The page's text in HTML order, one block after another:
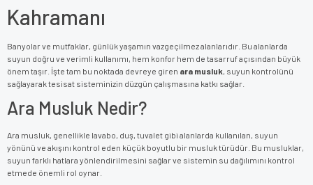
Kahramanı
Banyolar ve mutfaklar, günlük yaşamın vazgeçilmez alanlarıdır. Bu alanlarda
suyun doğru ve verimli kullanımı, hem konfor hem de tasarruf açısından büyük
önem taşır. İşte tam bu noktada devreye giren ara musluk, suyun kontrolünü
sağlayarak tesisat sisteminizin düzgün çalışmasına katkı sağlar.
Ara Musluk Nedir?
Ara musluk, genellikle lavabo, duş, tuvalet gibi alanlarda kullanılan, suyun
yönünü ve akışını kontrol eden küçük boyutlu bir musluk türüdür. Bu musluklar,
suyun farklı hatlara yönlendirilmesini sağlar ve sistemin su dağılımını kontrol
etmede önemli rol oynar.